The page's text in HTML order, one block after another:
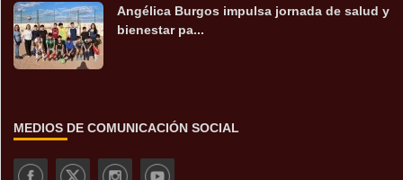
Angélica Burgos impulsa jornada de salud y
bienestar pa...
MEDIOS DE COMUNICACIÓN SOCIAL